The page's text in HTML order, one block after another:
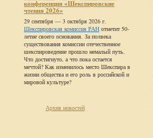
конференция «Шекспировские
чтения 2026»
29 сентября — 3 октября 2026 г.
Шекспировская комиссия РАН отметит 50-
летие своего основания. За полвека
существования комиссии отечественное
шекспироведение прошло немалый путь.
Что достигнуто, а что пока остается
мечтой? Как изменилось место Шекспира в
жизни общества и его роль в российской и
мировой культуре?
Архив новостей